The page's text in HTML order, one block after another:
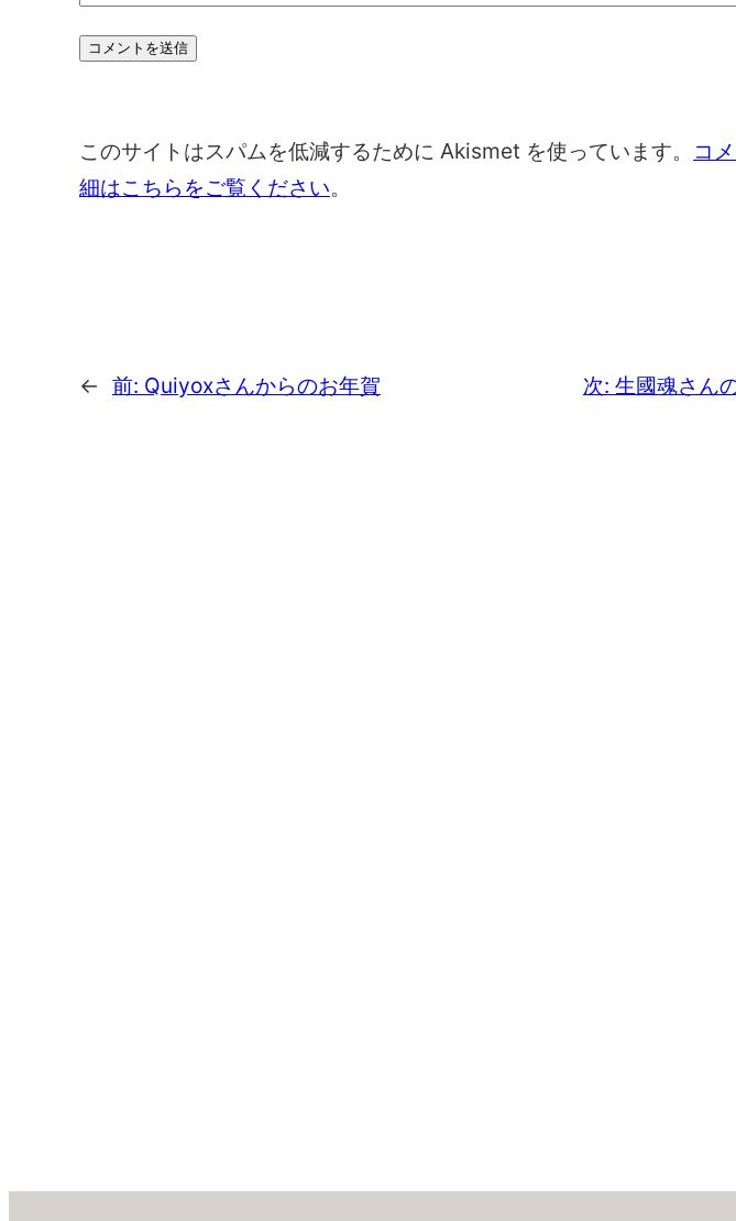
このサイトはスパムを低減するために Akismet を使っています。
コ
細はこちらをご覧ください。
← 前: Quiyoxさんからのお年賀 次: 生國魂さん